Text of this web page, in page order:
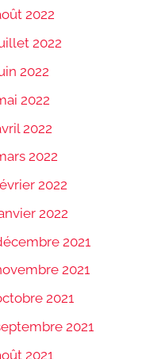
2022
2022
2022
2022
2022
2022
2022
2022
2021
2021
2021
2021
2021